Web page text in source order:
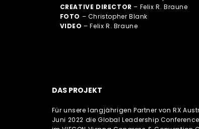
DAS PROJEKT
Für unsere langjährigen Partner von RX
Juni 2022 die Global Leadership
CREATIVE DIRECTOR – Felix R. Braune
FOTO – Christopher Blank
VIDEO – Felix R. Braune